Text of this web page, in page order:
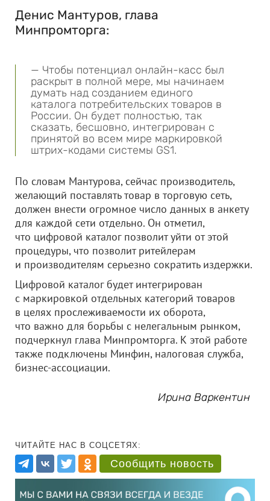
Денис Мантуров, глава
Минпромторга:
— Чтобы потенциал онлайн-касс был
раскрыт в полной мере, мы начинаем
думать над созданием единого
каталога потребительских товаров в
России. Он будет полностью, так
сказать, бесшовно, интегрирован с
принятой во всем мире маркировкой
штрих-кодами системы GS1.
По словам Мантурова, сейчас производитель,
желающий поставлять товар в торговую сеть,
должен внести огромное число данных в анкету
для каждой сети отдельно. Он отметил,
что цифровой каталог позволит уйти от этой
процедуры, что позволит ритейлерам
и производителям серьезно сократить издержки.
Цифровой каталог будет интегрирован
с маркировкой отдельных категорий товаров
в целях прослеживаемости их оборота,
что важно для борьбы с нелегальным рынком,
подчеркнул глава Минпромторга. К этой работе
также подключены Минфин, налоговая служба,
бизнес-ассоциации.
Ирина Варкентин
ЧИТАЙТЕ НАС В СОЦСЕТЯХ:
Сообщить новость